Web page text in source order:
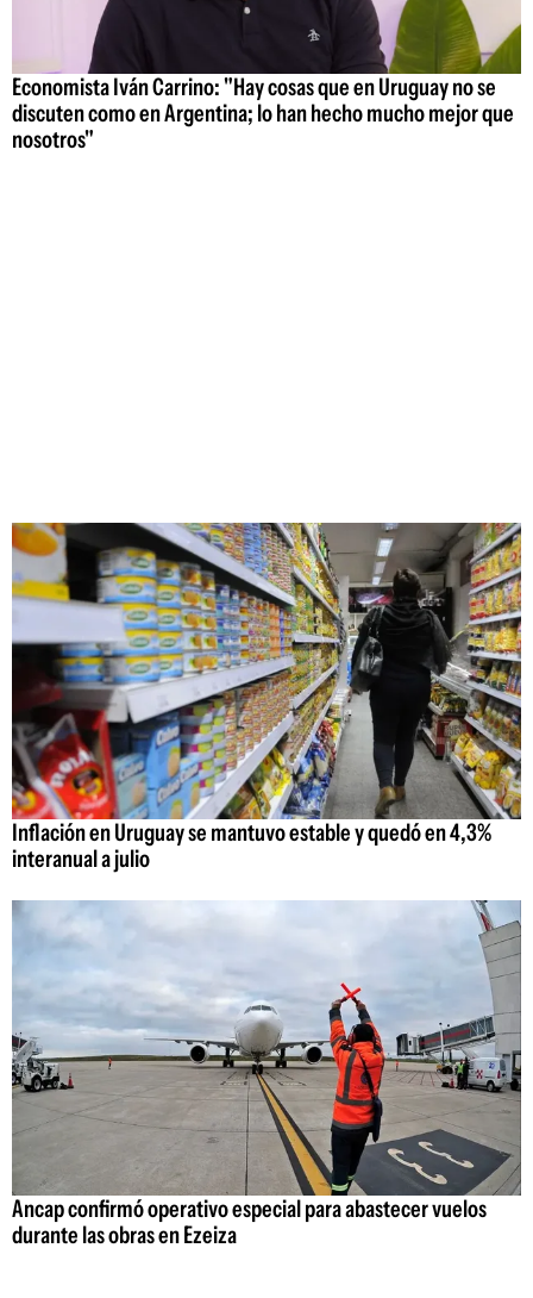
Economista Iván Carrino: "Hay cosas que en Uruguay no se
discuten como en Argentina; lo han hecho mucho mejor que
nosotros"
Inflación en Uruguay se mantuvo estable y quedó en 4,3%
interanual a julio
Ancap confirmó operativo especial para abastecer vuelos
durante las obras en Ezeiza